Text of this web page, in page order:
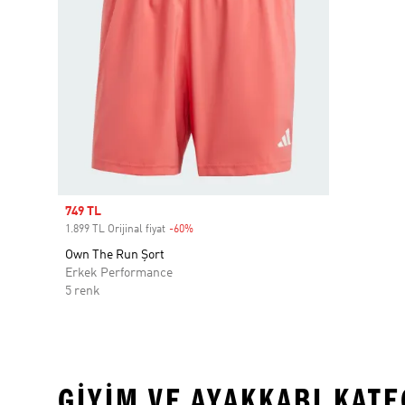
Sale price
749 TL
1.899 TL Orijinal fiyat -60%
Own The Run Şort
Erkek Performance
5 renk